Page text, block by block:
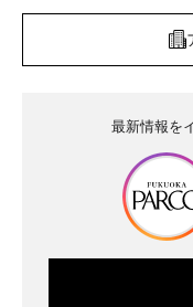
最新情報を